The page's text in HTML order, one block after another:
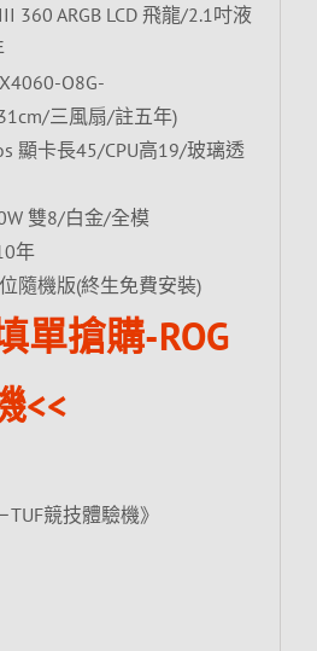
360 ARGB LCD 飛龍/2.1吋液
O8G-
三風扇/註五年)
顯卡長45/CPU高19/玻璃透
雙8/白金/全模
年
隨機版(終生免費安裝)
單搶購-ROG
<<
TUF競技體驗機》